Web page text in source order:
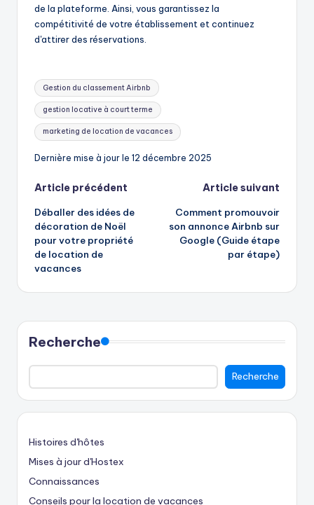
de la plateforme. Ainsi, vous garantissez la
compétitivité de votre établissement et continuez
d'attirer des réservations.
Mots
clés:
Gestion du classement Airbnb
gestion locative à court terme
marketing de location de vacances
Dernière mise à jour le 12 décembre 2025
Navigation
des
articles
Article précédent
Déballer des idées de
décoration de Noël
pour votre propriété
de location de
vacances
Article suivant
Comment promouvoir
son annonce Airbnb sur
Google (Guide étape
par étape)
Recherche
Recherche
Histoires d'hôtes
Mises à jour d'Hostex
Connaissances
Conseils pour la location de vacances